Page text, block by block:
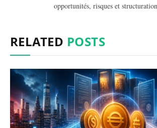
opportunités, risques et
RELATED POSTS